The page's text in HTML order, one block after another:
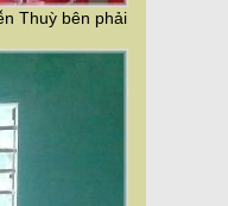
Thuỳ bên phải